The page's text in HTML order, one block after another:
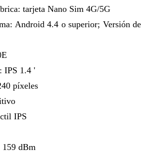
tarjeta Nano Sim 4G/5G
Android 4.4 o superior; Versión de
IPS 1.4 '
píxeles
IPS
159 dBm